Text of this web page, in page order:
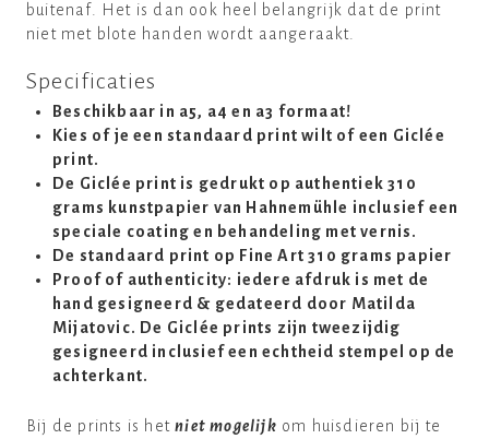
buitenaf. Het is dan ook heel belangrijk dat de print
niet met blote handen wordt aangeraakt.
Specificaties
Beschikbaar in a5, a4 en a3 formaat!
Kies of je een standaard print wilt of een Giclée
print.
De Giclée print is gedrukt op authentiek 310
grams kunstpapier van Hahnemühle inclusief een
speciale coating en behandeling met vernis.
De standaard print op Fine Art 310 grams papier
Proof of authenticity: iedere afdruk is met de
hand gesigneerd & gedateerd door Matilda
Mijatovic. De Giclée prints zijn tweezijdig
gesigneerd inclusief een echtheid stempel op de
achterkant.
Bij de prints is hetniet mogelijk om huisdieren bij te